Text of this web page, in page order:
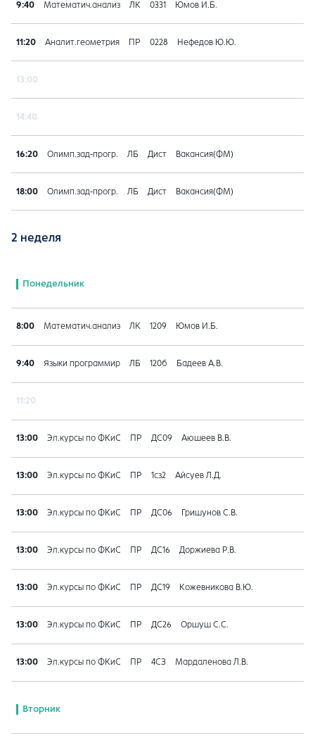
9:40 Математич.анализ ЛК 0331 Юмов И.Б.
11:20 Аналит.геометрия ПР 0228 Нефедов Ю.Ю.
13:00
14:40
16:20 Олимп.зад-прогр. ЛБ Дист Вакансия(ФМ)
18:00 Олимп.зад-прогр. ЛБ Дист Вакансия(ФМ)
2 неделя
Понедельник
8:00 Математич.анализ ЛК 1209 Юмов И.Б.
9:40 Языки программир ЛБ 120б Бадеев А.В.
11:20
13:00 Эл.курсы по ФКиС ПР ДС09 Аюшеев В.В.
13:00 Эл.курсы по ФКиС ПР 1сз2 Айсуев Л.Д.
13:00 Эл.курсы по ФКиС ПР ДС06 Гришунов С.В.
13:00 Эл.курсы по ФКиС ПР ДС16 Доржиева Р.В.
13:00 Эл.курсы по ФКиС ПР ДС19 Кожевникова В.Ю.
13:00 Эл.курсы по ФКиС ПР ДС26 Оршуш С.С.
13:00 Эл.курсы по ФКиС ПР 4СЗ Мардаленова Л.В.
Вторник